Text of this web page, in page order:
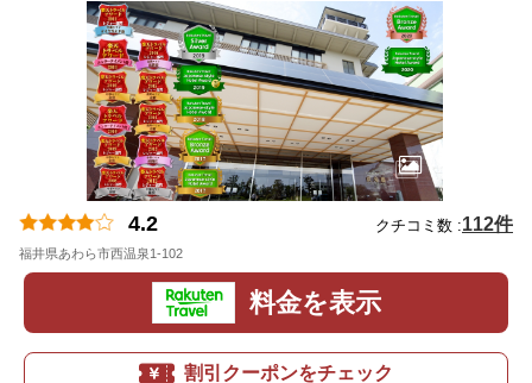
4.2 クチコミ数 :112件
福井県あわら市西温泉1-102
料金を表示
割引クーポンをチェック